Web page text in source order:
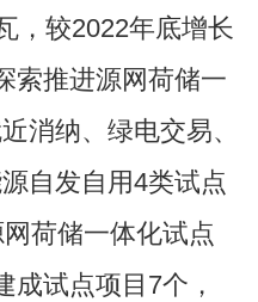
，较2022年底增长
索推进源网荷储一
消纳、绿电交易、
自发自用4类试点
荷储一体化试点
成试点项目7个，